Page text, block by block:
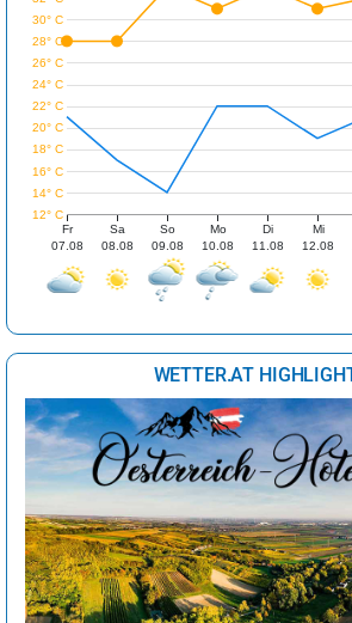
Fr
07.08
Sa
08.08
So
09.08
Mo
10.08
Di
11.08
Mi
12.08
12° C
14° C
16° C
18° C
20° C
22° C
24° C
26° C
28° C
30° C
WETTER.AT